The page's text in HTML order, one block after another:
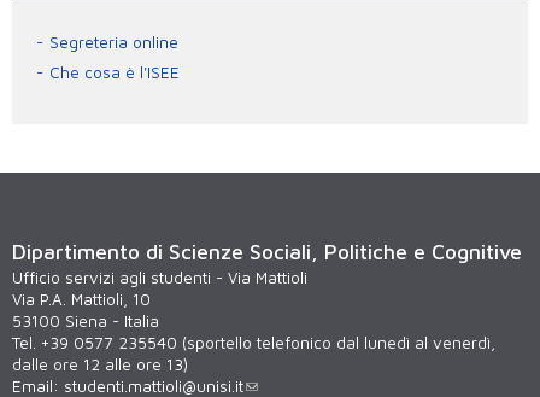
Segreteria online
Che cosa è l'ISEE
Dipartimento di Scienze Sociali, Politiche e Cognitive
Ufficio servizi agli studenti - Via Mattioli
Via P.A. Mattioli, 10
53100 Siena - Italia
Tel. +39 0577 235540 (sportello telefonico dal lunedì al venerdì,
dalle ore 12 alle ore 13)
Email: studenti.mattioli@unisi.it